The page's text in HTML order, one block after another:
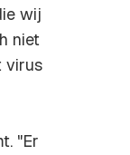
wij
niet
virus
"Er